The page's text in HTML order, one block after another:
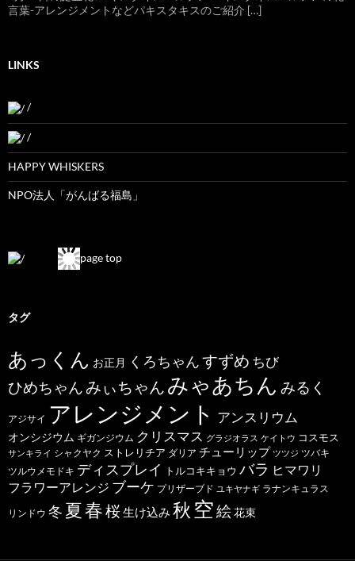
言葉-アレンジメントなどパキスタキスのご紹介 […]
LINKS
/
/
HAPPY WHISKERS
NPO法人「がんばる福島」
page top
タグ
あっくん お正月 くろちゃん すずめ ちび
ひめちゃんみぃちゃん みゃあちん みるく
アレンジメント アンスリウム
オンシジウム ギガンジウム クリスマス グラジオラス ケイトウ コスモス
シャクヤク ストレリチア チューリップ
ツバキ
ツルウメモドキ ディスプレイ トルコキキョウ バラ ヒマワリ
フラワーアレンジ
ブーケ プリザーブド
冬 夏春桜 生け込み 秋空 絵 花束